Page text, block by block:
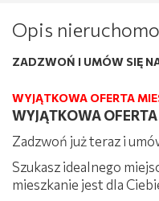
Opis
ZADZWOŃ I UMÓW SIĘ
WYJĄTKOWA OFERTA
WYJĄTKOWA
Zadzwoń już teraz i
Szukasz idealnego
mieszkanie jest dla